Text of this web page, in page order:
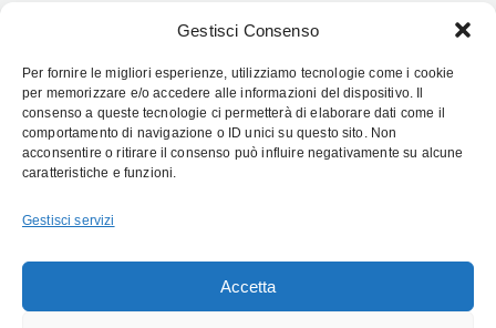
Gestisci Consenso
Per fornire le migliori esperienze, utilizziamo tecnologie come i cookie
per memorizzare e/o accedere alle informazioni del dispositivo. Il
consenso a queste tecnologie ci permetterà di elaborare dati come il
comportamento di navigazione o ID unici su questo sito. Non
acconsentire o ritirare il consenso può influire negativamente su alcune
caratteristiche e funzioni.
Gestisci servizi
Accetta
Condizioni
Top